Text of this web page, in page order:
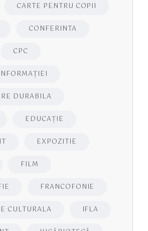
CARTE PENTRU COPII
CONFERINTA
CPC
DURABILA
EDUCAŢIE
EXPOZITIE
FILM
FRANCOFONIE
CULTURALA IFLA